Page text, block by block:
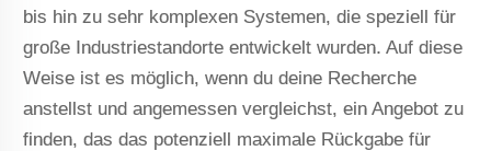
bis hin zu sehr komplexen Systemen, die speziell für
große Industriestandorte entwickelt wurden. Auf diese
Weise ist es möglich, wenn du deine Recherche
anstellst und angemessen vergleichst, ein Angebot zu
finden, das das potenziell maximale Rückgabe für